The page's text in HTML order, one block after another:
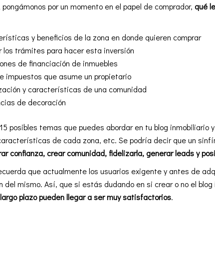
pongámonos por un momento en el papel de comprador,qué
y beneficios de la zona en donde quieren comprar
los trámites para hacer esta inversión
de financiación de inmuebles
impuestos que asume un propietario
y características de una comunidad
de decoración
posibles temas que puedes abordar en tu blog inmobiliario
de cada zona, etc. Se podría decir que un
confianza, crear comunidad,fidelizarla, generar leads y
que actualmente los usuarios exigente y antes de
del mismo. Así, que si estás dudando en si crear o no el
plazo pueden llegar a ser muy satisfactorios.